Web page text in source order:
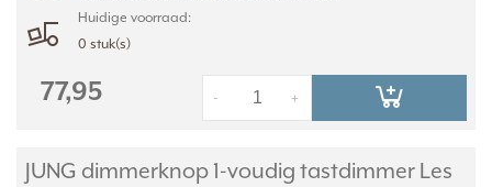
Huidige voorraad:
0 stuk(s)
77,95 +
-
JUNG dimmerknop 1-voudig tastdimmer Les